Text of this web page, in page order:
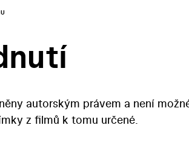
autorským právem a není
z filmů k tomu určené.